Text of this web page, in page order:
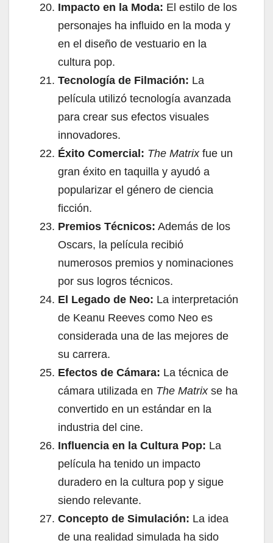
Impacto en la Moda: El estilo de los
personajes ha influido en la moda y
en el diseño de vestuario en la
cultura pop.
Tecnología de Filmación: La
película utilizó tecnología avanzada
para crear sus efectos visuales
innovadores.
Éxito Comercial: The Matrixfue un
gran éxito en taquilla y ayudó a
popularizar el género de ciencia
ficción.
Premios Técnicos: Además de los
Oscars, la película recibió
numerosos premios y nominaciones
por sus logros técnicos.
El Legado de Neo: La interpretación
de Keanu Reeves como Neo es
considerada una de las mejores de
su carrera.
Efectos de Cámara: La técnica de
cámara utilizada en The Matrixse ha
convertido en un estándar en la
industria del cine.
Influencia en la Cultura Pop: La
película ha tenido un impacto
duradero en la cultura pop y sigue
siendo relevante.
Concepto de Simulación: La idea
de una realidad simulada ha sido